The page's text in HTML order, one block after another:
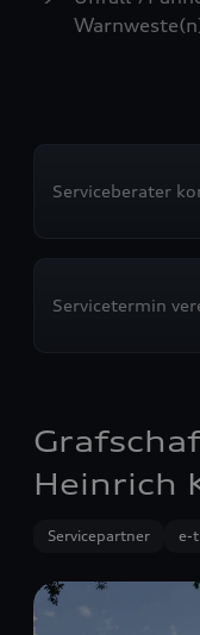
Serviceberater
Servicetermin
Heinrich
Servicepartner e-